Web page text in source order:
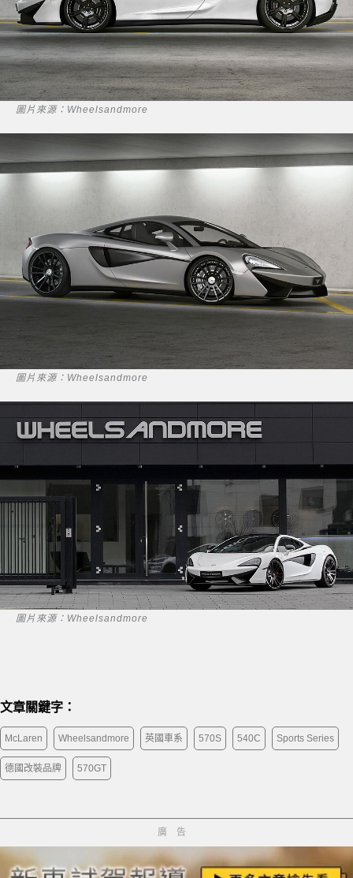
圖片來源：Wheelsandmore
圖片來源：Wheelsandmore
圖片來源：Wheelsandmore
文章關鍵字：
McLaren Wheelsandmore 英國車系 570S 540C Sports Series
德國改裝品牌 570GT
廣告